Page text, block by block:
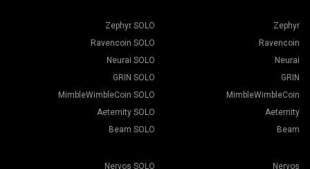
Zephyr
Ravencoin
Neurai
GRIN
MimbleWimbleCoin
Aeternity
Beam
Zephyr SOLO
Ravencoin SOLO
Neurai SOLO
GRIN SOLO
MimbleWimbleCoin SOLO
Aeternity SOLO
Beam SOLO
Nervos
Nervos SOLO